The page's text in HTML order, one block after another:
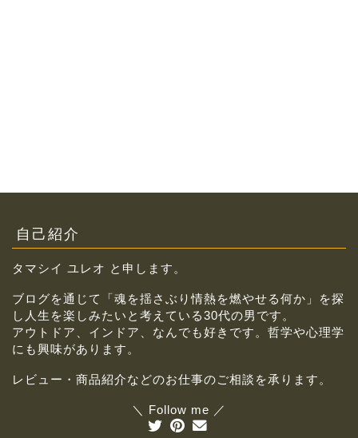
自己紹介
タマシイ ユレオ と申します。
ブログを通じて「魂を揺さぶり情熱を燃やせる何か」を探
し人生を楽しみたいと考えている30代の男です。
アウトドア、インドア、なんでも好きです。哲学や心理学
にも興味があります。
レビュー・商品紹介などのお仕事のご相談を承ります。
＼ Follow me ／